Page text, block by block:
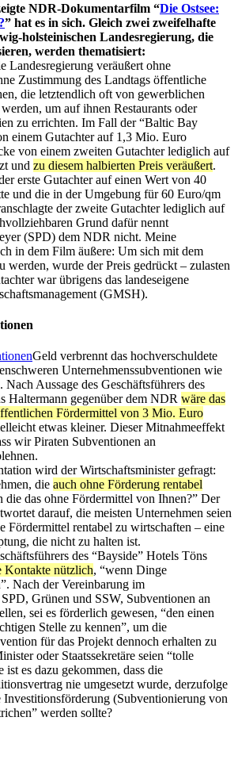
NDR-Dokumentarfilm “Die Ostsee:
” hat es in sich. Gleich zwei zweifelhafte
holsteinischen Landesregierung, die
werden thematisiert:
Landesregierung veräußert ohne
Zustimmung des Landtags öffentliche
die letztendlich oft von gewerblichen
um auf ihnen Restaurants oder
zu errichten. Im Fall der “Baltic Bay
einem Gutachter auf 1,3 Mio. Euro
von einem zweiten Gutachter lediglich auf
und zu diesem halbierten Preis veräußert.
erste Gutachter auf einen Wert von 40
und die in der Umgebung für 60 Euro/qm
der zweite Gutachter lediglich auf
Grund dafür nennt
(SPD) dem NDR nicht. Meine
in dem Film äußere: Um sich mit dem
werden, wurde der Preis gedrückt – zulasten
war übrigens das landeseigene
(GMSH).
Geld verbrennt das hochverschuldete
Unternehmenssubventionen wie
Aussage des Geschäftsführers des
Haltermann gegenüber dem NDR wäre das
Fördermittel von 3 Mio. Euro
etwas kleiner. Dieser Mitnahmeeffekt
wir Piraten Subventionen an
wird der Wirtschaftsminister gefragt:
die auch ohne Förderung rentabel
die das ohne Fördermittel von Ihnen?” Der
darauf, die meisten Unternehmen seien
Fördermittel rentabel zu wirtschaften – eine
die nicht zu halten ist.
des “Bayside” Hotels Töns
Kontakte nützlich, “wenn Dinge
Nach der Vereinbarung im
Grünen und SSW, Subventionen an
sei es förderlich gewesen, “den einen
Stelle zu kennen”, um die
für das Projekt dennoch erhalten zu
oder Staatssekretäre seien “tolle
ist es dazu gekommen, dass die
nie umgesetzt wurde, derzufolge
Investitionsförderung (Subventionierung von
werden sollte?